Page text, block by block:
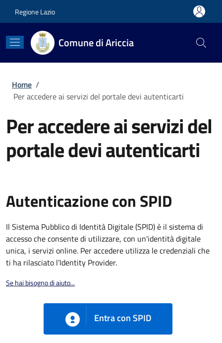
Regione Lazio
Comune di Ariccia
Briciole di pane
Home /
Per accedere ai servizi del portale devi autenticarti
Per accedere ai servizi del
portale devi autenticarti
Autenticazione con SPID
Il Sistema Pubblico di Identità Digitale (SPID) è il sistema di
accesso che consente di utilizzare, con un'identità digitale
unica, i servizi online. Per accedere utilizza le credenziali che
ti ha rilasciato l’Identity Provider.
Se hai bisogno di aiuto...
Entra con SPID